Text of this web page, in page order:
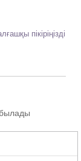
пікіріңізді